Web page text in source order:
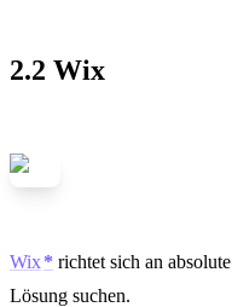
2.2 Wix
Wix
richtet sich an
Lösung suchen.